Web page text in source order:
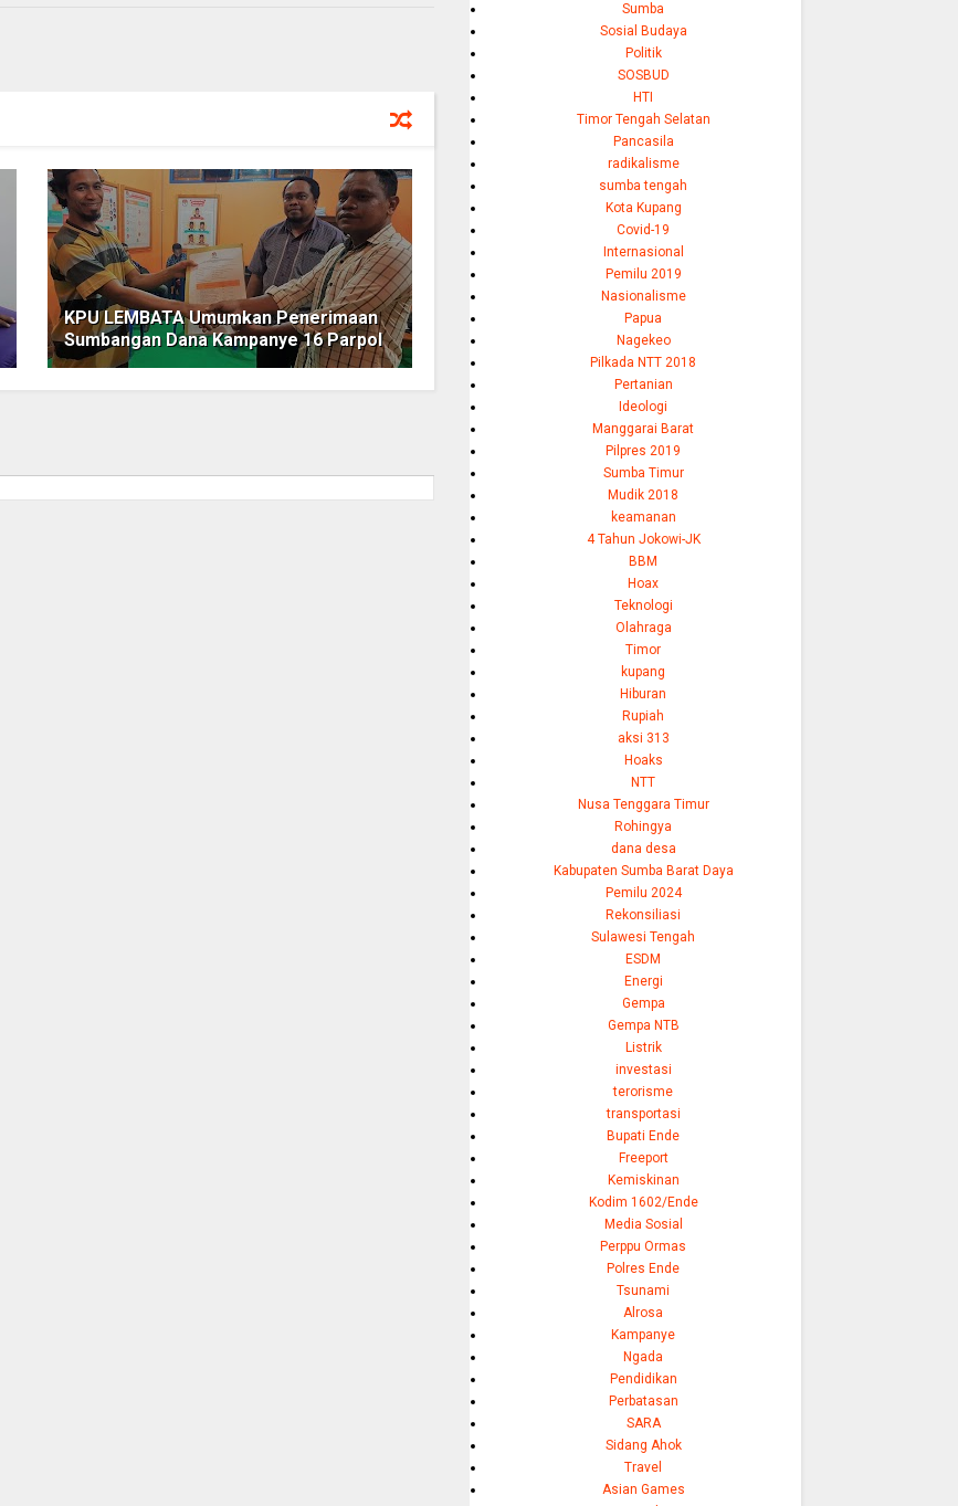
KPU LEMBATA Umumkan Penerimaan
Sumbangan Dana Kampanye 16 Parpol
Sumba
Sosial Budaya
Politik
SOSBUD
HTI
Timor Tengah Selatan
Pancasila
radikalisme
sumba tengah
Kota Kupang
Covid-19
Internasional
Pemilu 2019
Nasionalisme
Papua
Nagekeo
Pilkada NTT 2018
Pertanian
Ideologi
Manggarai Barat
Pilpres 2019
Sumba Timur
Mudik 2018
keamanan
4 Tahun Jokowi-JK
BBM
Hoax
Teknologi
Olahraga
Timor
kupang
Hiburan
Rupiah
aksi 313
Hoaks
NTT
Nusa Tenggara Timur
Rohingya
dana desa
Kabupaten Sumba Barat Daya
Pemilu 2024
Rekonsiliasi
Sulawesi Tengah
ESDM
Energi
Gempa
Gempa NTB
Listrik
investasi
terorisme
transportasi
Bupati Ende
Freeport
Kemiskinan
Kodim 1602/Ende
Media Sosial
Perppu Ormas
Polres Ende
Tsunami
Alrosa
Kampanye
Ngada
Pendidikan
Perbatasan
SARA
Sidang Ahok
Travel
Asian Games